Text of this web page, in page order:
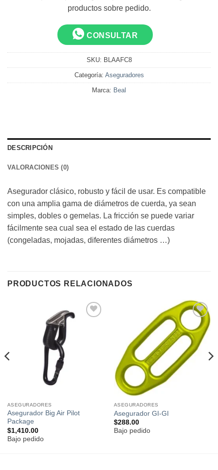
productos sobre pedido.
CONSULTAR
SKU: BLAAFC8
Categoría: Aseguradores
Marca: Beal
DESCRIPCIÓN
VALORACIONES (0)
Asegurador clásico, robusto y fácil de usar. Es compatible
con una amplia gama de diámetros de cuerda, ya sean
simples, dobles o gemelas. La fricción se puede variar
fácilmente sea cual sea el estado de las cuerdas
(congeladas, mojadas, diferentes diámetros …)
PRODUCTOS RELACIONADOS
ASEGURADORES
Asegurador Big Air Pilot
Package
$1,410.00
Bajo pedido
Añadir
a la
lista de
deseos
ASEGURADORES
Asegurador GI-GI
$288.00
Bajo pedido